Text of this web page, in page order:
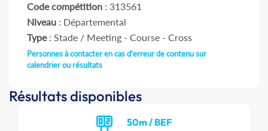
Code compétition : 313561
Niveau : Départemental
Type: Stade / Meeting - Course - Cross
Personnes à contacter en cas d'erreur de contenu sur
calendrier ou résultats
Résultats disponibles
50m / BEF